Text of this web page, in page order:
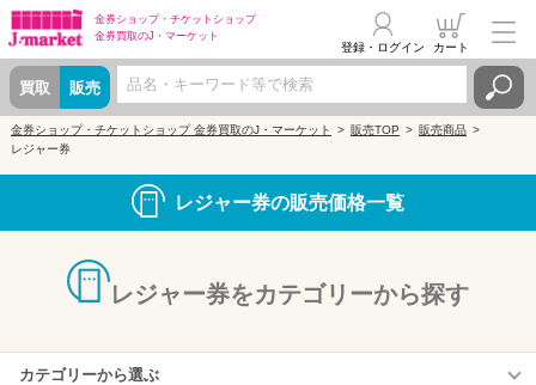
金券ショップ・ チケットショップ
金券買取のJ・マーケット
買取 販売
登録・ログイン カート
金券ショップ・チケットショップ 金券買取のJ・マーケット 販売TOP
販売商品
レジャー券
レジャー券の販売価格一覧
レジャー券をカテゴリーから探す
カテゴリーから選ぶ